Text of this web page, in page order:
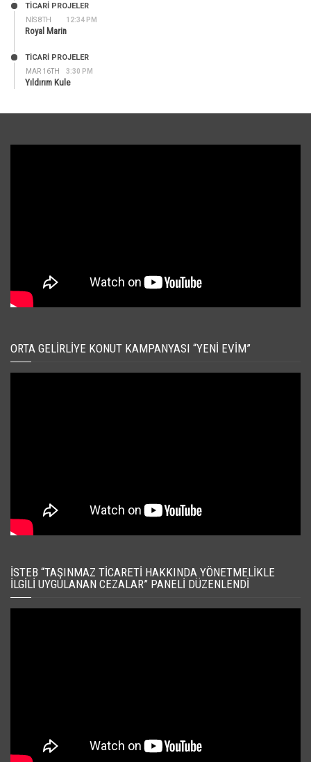
NIS 8TH 12:34 PM
TİCARİ PROJELER
Royal Marin
MAR 16TH 3:30 PM
TİCARİ PROJELER
Yıldırım Kule
ORTA GELIRLIYE KONUT KAMPANYASI “YENI EVIM”
İSTEB “TAŞINMAZ TICARETI HAKKINDA YÖNETMELIKLE
İLGILI UYGULANAN CEZALAR” PANELI DÜZENLENDI